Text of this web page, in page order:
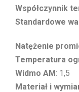
Współczynnik
Standardowe
Natężenie
Temperatura
Widmo AM: 1,5
Materiał i